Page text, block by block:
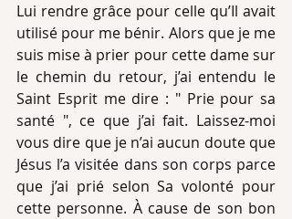
Lui rendre grâce pour celle qu’Il avait
utilisé pour me bénir. Alors que je me
suis mise à prier pour cette dame sur
le chemin du retour, j’ai entendu le
Saint Esprit me dire : " Prie pour sa
santé ", ce que j’ai fait. Laissez-moi
vous dire que je n’ai aucun doute que
Jésus l’a visitée dans son corps parce
que j’ai prié selon Sa volonté pour
cette personne. À cause de son bon